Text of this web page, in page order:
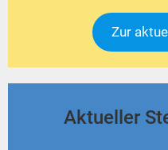
Zur
Aktueller